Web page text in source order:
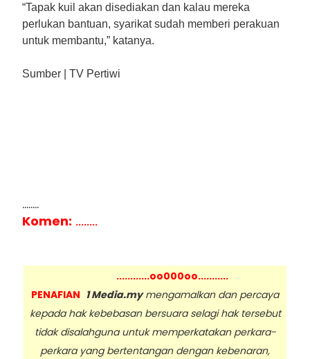
“Tapak kuil akan disediakan dan kalau mereka
perlukan bantuan, syarikat sudah memberi perakuan
untuk membantu,” katanya.
Sumber | TV Pertiwi
........
Komen: ........
............oo000oo...........
PENAFIAN 1 Media.mymengamalkan dan percaya
kepada hak kebebasan bersuara selagi hak tersebut
tidak disalahguna untuk memperkatakan perkara-
perkara yang bertentangan dengan kebenaran,